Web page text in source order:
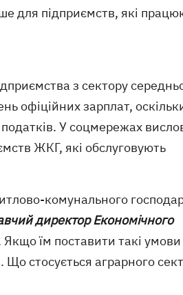
для підприємств, які
з сектору
офіційних зарплат,
У соцмережах
ЖКГ, які обслуговують
комунального
директор Економічного
їм поставити такі
стосується аграрного